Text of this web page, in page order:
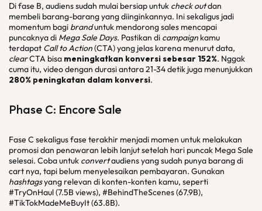
Di fase B, audiens sudah mulai bersiap untuk check outdan
membeli barang-barang yang diinginkannya. Ini sekaligus jadi
momentum bagi branduntuk mendorong sales mencapai
puncaknya di Mega Sale Days. Pastikan di campaign kamu
terdapat Call to Action(CTA) yang jelas karena menurut data,
clearCTA bisa meningkatkan konversi sebesar 152%. Nggak
cuma itu, video dengan durasi antara 21-34 detik juga menunjukkan
280% peningkatan dalam konversi.
Phase C: Encore Sale
Fase C sekaligus fase terakhir menjadi momen untuk melakukan
promosi dan penawaran lebih lanjut setelah hari puncak Mega Sale
selesai. Coba untuk convertaudiens yang sudah punya barang di
cart nya, tapi belum menyelesaikan pembayaran. Gunakan
hashtagsyang relevan di konten-konten kamu, seperti
#TryOnHaul (7.5B views), #BehindTheScenes (67.9B),
#TikTokMadeMeBuyIt (63.8B).